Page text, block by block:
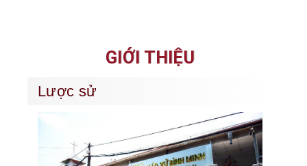
GIỚI THIỆU
Lược sử